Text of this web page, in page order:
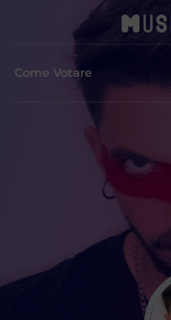
Come Votare